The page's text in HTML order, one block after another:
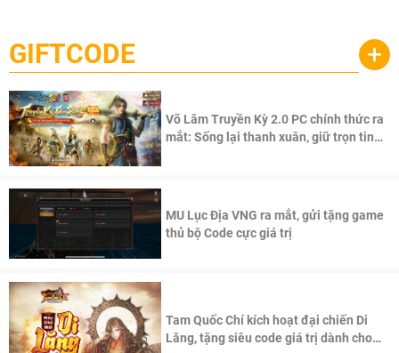
cầu, theo giấy phép chính thức từ công ty game Nhật Bản
Pocketpair, Inc.
GIFTCODE +
Võ Lâm Truyền Kỳ 2.0 PC chính thức ra
mắt: Sống lại thanh xuân, giữ trọn tinh
MU Lục Địa VNG ra mắt, gửi tặng game
thủ bộ Code cực giá trị
Tam Quốc Chí kích hoạt đại chiến Di
Lăng, tặng siêu code giá trị dành cho